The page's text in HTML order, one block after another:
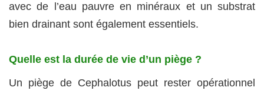
avec de l’eau pauvre en minéraux et un substrat
bien drainant sont également essentiels.
Quelle est la durée de vie d’un piège ?
Un piège de Cephalotus peut rester opérationnel